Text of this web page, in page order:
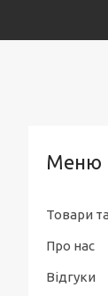
Товари
Про нас
Відгуки